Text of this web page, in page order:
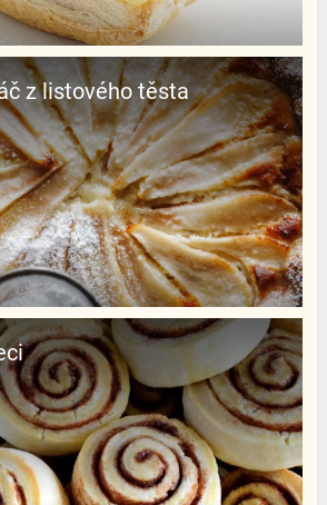
z listového těsta